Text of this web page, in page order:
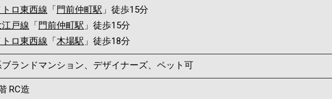
ロ東西線 「門前仲町駅 」徒歩15分
戸線 「門前仲町駅 」徒歩15分
ロ東西線 「木場駅 」徒歩18分
ブランドマンション、デザイナーズ、ペット可
RC造